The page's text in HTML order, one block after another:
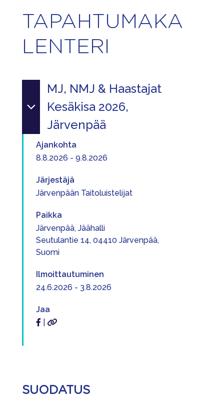
TAPAHTUMAKA
LENTERI
MJ, NMJ & Haastajat
Kesäkisa 2026,
Järvenpää
Ajankohta
8.8.2026 - 9.8.2026
Järjestäjä
Järvenpään Taitoluistelijat
Paikka
Järvenpää, Jäähalli
Seutulantie 14, 04410 Järvenpää,
Suomi
Ilmoittautuminen
24.6.2026 - 3.8.2026
Jaa
SUODATUS